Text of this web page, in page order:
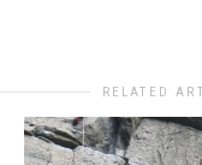
RELATED